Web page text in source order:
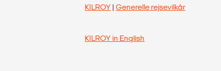
KILROY | Generelle rejsevilkår
KILROY in English